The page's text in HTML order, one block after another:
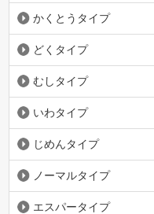
かくとうタイプ
どくタイプ
むしタイプ
いわタイプ
じめんタイプ
ノーマルタイプ
エスパータイプ